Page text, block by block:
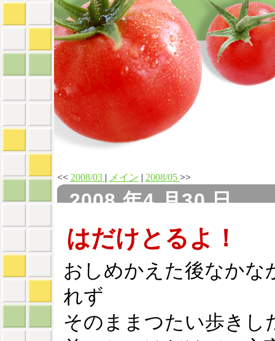
<< 2008/03 | メイン | 2008/05 >>
2008 年4 月30 日
はだけとるよ！
おしめかえた後なかな
れず
そのままつたい歩きし